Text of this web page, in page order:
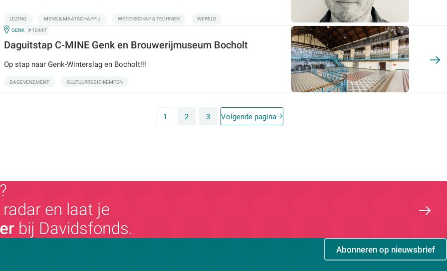
LEZING MENS & MAATSCHAPPIJ WETENSCHAP & TECHNIEK WERELD
IN
GENK # 10447
Daguitstap C-MINE Genk en Brouwerijmuseum Bocholt
Op stap naar Genk-Winterslag en Bocholt!!!
DAGEVENEMENT CULTUURREGIO KEMPEN
1 2 3 Volgende pagina
en laat je
bij Davidsfonds.
Abonneren op nieuwsbrief